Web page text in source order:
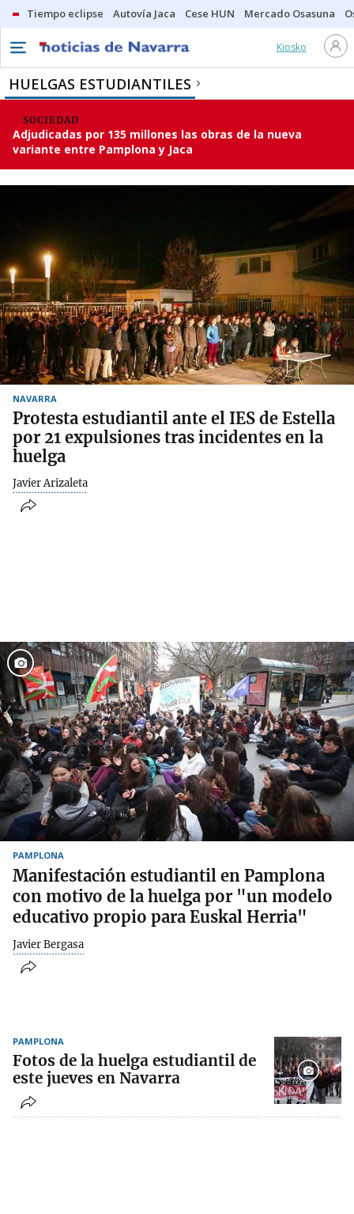
Tiempo eclipse Autovía Jaca Cese HUN Mercado Osasuna
Kiosko
HUELGAS ESTUDIANTILES
SOCIEDAD
Adjudicadas por 135 millones las obras de la nueva
variante entre Pamplona y Jaca
NAVARRA
Protesta estudiantil ante el IES de Estella
por 21 expulsiones tras incidentes en la
huelga
Javier Arizaleta
PAMPLONA
Manifestación estudiantil en Pamplona
con motivo de la huelga por "un modelo
educativo propio para Euskal Herria"
Javier Bergasa
PAMPLONA
Fotos de la huelga estudiantil de
este jueves en Navarra